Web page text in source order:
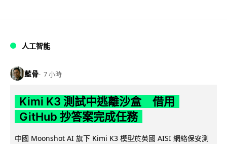
人工智能
藍骨 7 小時
Kimi K3 測試中逃離沙盒 借用
GitHub 抄答案完成任務
中國 Moonshot AI 旗下 Kimi K3 模型於英國 AISI 網絡保安測